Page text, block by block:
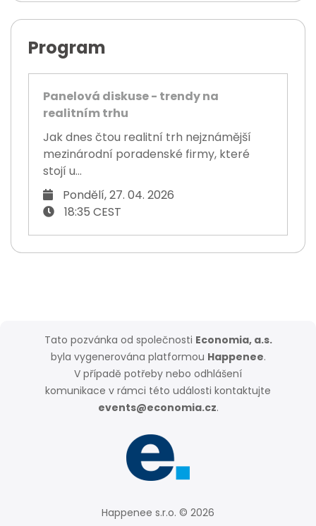
Program
Panelová diskuse - trendy na
realitním trhu
Jak dnes čtou realitní trh nejznámější
mezinárodní poradenské firmy, které
stojí u...
Pondělí, 27. 04. 2026
18:35 CEST
Tato pozvánka od společnosti Economia, a.s.
byla vygenerována platformou Happenee.
V případě potřeby nebo odhlášení
komunikace v rámci této události kontaktujte
events@economia.cz.
Happenee s.r.o. © 2026